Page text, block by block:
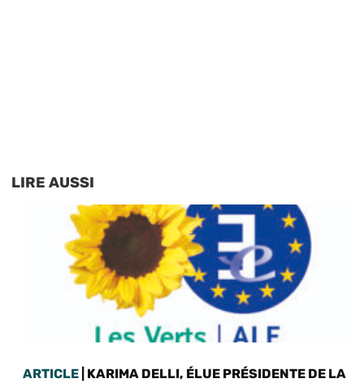
LIRE AUSSI
ARTICLE | KARIMA DELLI, ÉLUE PRÉSIDENTE DE LA